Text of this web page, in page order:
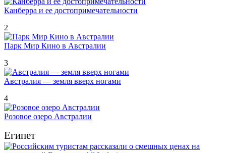
Канберра и ее достопримечательности
2
Парк Мир Кино в Австралии
3
Австралия — земля вверх ногами
4
Розовое озеро Австралии
Египет